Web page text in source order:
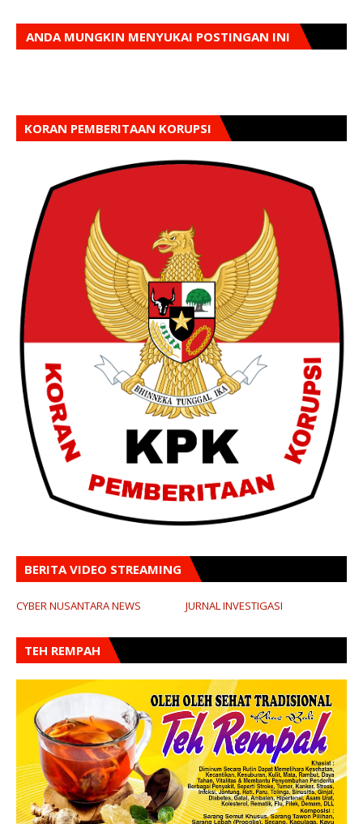
ANDA MUNGKIN MENYUKAI POSTINGAN INI
KORAN PEMBERITAAN KORUPSI
BERITA VIDEO STREAMING
CYBER NUSANTARA NEWS JURNAL INVESTIGASI
TEH REMPAH